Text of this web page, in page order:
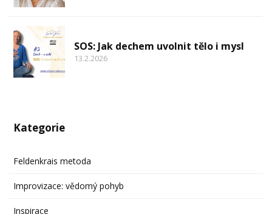
SOS: Jak dechem uvolnit tělo i mysl
13.2.2026
Kategorie
Feldenkrais metoda
Improvizace: vědomý pohyb
Inspirace